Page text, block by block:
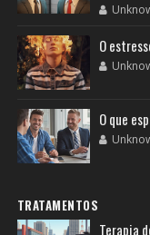
O
O que
TRATAMENTOS
Terapia